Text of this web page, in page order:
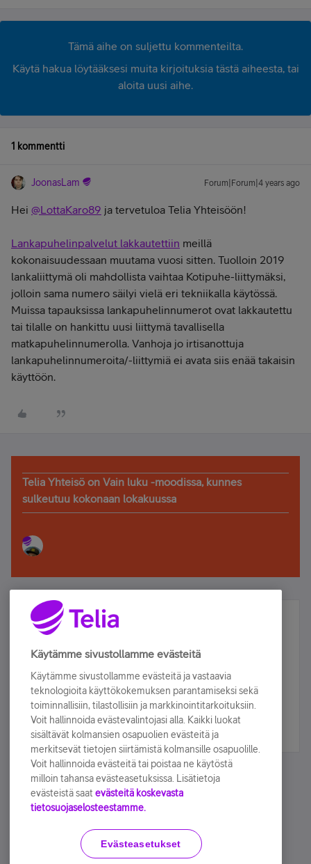
Tämä aihe on suljettu kommenteilta.
Käytä hakua löytääksesi muita kirjoituksia tästä aiheesta, tai
aloita uusi aihe.
1 kommentti
JoonasLam Forum|Forum|4 years ago
Hei @LottaKaro89 ja tervetuloa Telia Yhteisöön!
Lankapuhelinpalvelut lakkautettiin meillä
kokonaisuudessaan muutama vuosi sitten. Tuolloin 2019
lankaliittymä oli mahdollista vaihtaa Kotipuhe-liittymäksi,
jolloin sama numero säilyi vielä eri tekniikalla käytössä.
Muissa tapauksissa lankapuhelinnumerot ovat lakkautettu
tai tilalle on hankittu uusi liittymä tavallisella
matkapuhelinnumerolla. Vanhoja jo irtisanottuja
lankapuhelinnumeroita/-liittymiä ei avata siis enää takaisin
käyttöön.
Telia Yhteisö on Vain luku -moodissa, kunnes
sulkeutuu kokonaan lokakuussa
Älä jää paitsi – osallistu ja voita!
Tilaa Telian uutiskirje ja olet mukana arvonnassa.
sähköpostiisi.
Tilaa nyt
Käyttöehdot Accessibility statement
Käytämme sivustollamme evästeitä
Käytämme sivustollamme evästeitä ja vastaavia
teknologioita käyttökokemuksen parantamiseksi sekä
toiminnallisiin, tilastollisiin ja markkinointitarkoituksiin.
Voit hallinnoida evästevalintojasi alla. Kaikki luokat
sisältävät kolmansien osapuolien evästeitä ja
merkitsevät tietojen siirtämistä kolmansille osapuolille.
Voit hallinnoida evästeitä tai poistaa ne käytöstä
milloin tahansa evästeasetuksissa. Lisätietoja
evästeistä saat evästeitä koskevasta
tietosuojaselosteestamme.
Evästeasetukset